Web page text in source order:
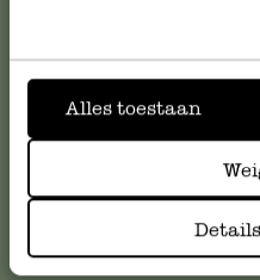
Alles toestaan
kundenservice@dille-